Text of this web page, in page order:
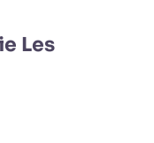
Les